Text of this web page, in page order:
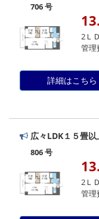
706 号
2Ｌ
管理
詳細はこちら
広々LDK１５畳以
806 号
2Ｌ
管理